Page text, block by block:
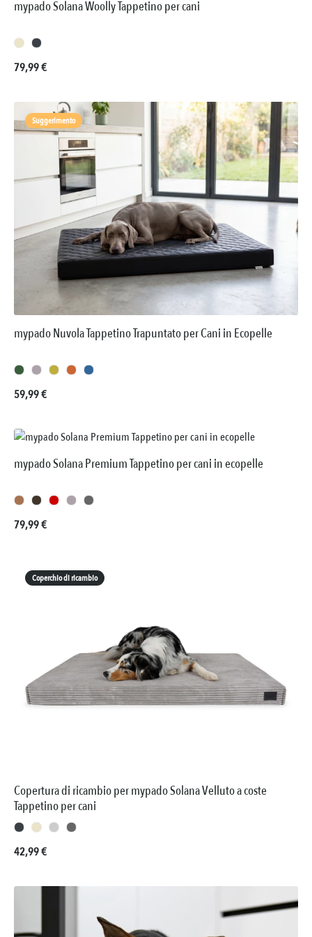
mypado Solana Woolly Tappetino per cani
Prezzo normale:
79,99 €
Suggerimento
mypado Nuvola Tappetino Trapuntato per Cani in Ecopelle
Prezzo normale:
59,99 €
mypado Solana Premium Tappetino per cani in ecopelle
Prezzo normale:
79,99 €
Coperchio di ricambio
Copertura di ricambio per mypado Solana Velluto a coste
Tappetino per cani
Prezzo normale:
42,99 €